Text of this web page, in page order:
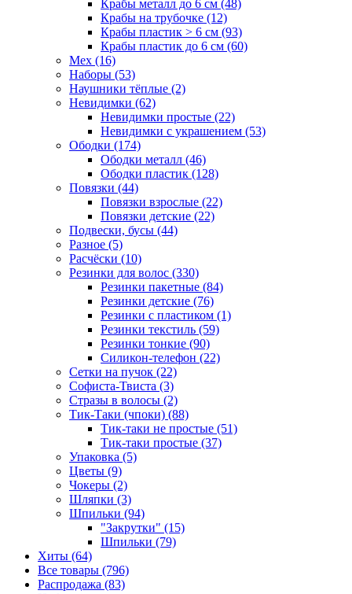
Крабы металл до 6 см (48)
Крабы на трубочке (12)
Крабы пластик > 6 см (93)
Крабы пластик до 6 см (60)
Мех (16)
Наборы (53)
Наушники тёплые (2)
Невидимки (62)
Невидимки простые (22)
Невидимки с украшением (53)
Ободки (174)
Ободки металл (46)
Ободки пластик (128)
Повязки (44)
Повязки взрослые (22)
Повязки детские (22)
Подвески, бусы (44)
Разное (5)
Расчёски (10)
Резинки для волос (330)
Резинки пакетные (84)
Резинки детские (76)
Резинки с пластиком (1)
Резинки текстиль (59)
Резинки тонкие (90)
Силикон-телефон (22)
Сетки на пучок (22)
Софиста-Твиста (3)
Стразы в волосы (2)
Тик-Таки (чпоки) (88)
Тик-таки не простые (51)
Тик-таки простые (37)
Упаковка (5)
Цветы (9)
Чокеры (2)
Шляпки (3)
Шпильки (94)
"Закрутки" (15)
Шпильки (79)
Хиты (64)
Все товары (796)
Распродажа (83)